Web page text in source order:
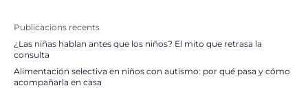
Publicacions recents
¿Las niñas hablan antes que los niños? El mito que retrasa la
consulta
Alimentación selectiva en niños con autismo: por qué pasa y cómo
acompañarla en casa